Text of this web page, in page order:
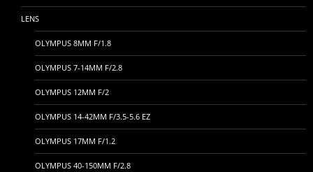
LENS
OLYMPUS 8MM F/1.8
OLYMPUS 7-14MM F/2.8
OLYMPUS 12MM F/2
OLYMPUS 14-42MM F/3.5-5.6 EZ
OLYMPUS 17MM F/1.2
OLYMPUS 40-150MM F/2.8